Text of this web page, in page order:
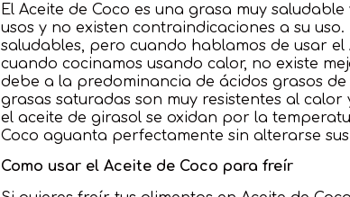
El Aceite de Coco es una grasa muy
usos y no existen contraindicaciones a su
saludables, pero cuando hablamos de usar
cuando cocinamos usando calor, no existe
debe a la predominancia de ácidos grasos
grasas saturadas son muy resistentes al
el aceite de girasol se oxidan por la
Coco aguanta perfectamente sin alterarse
Como usar el Aceite de Coco para freír